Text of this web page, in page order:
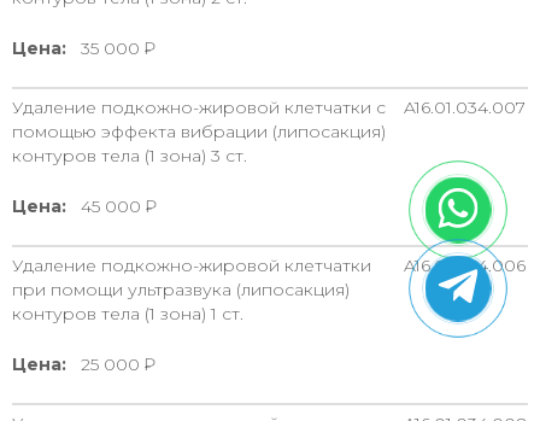
Цена: 35 000
Удаление подкожно-жировой клетчатки с
помощью эффекта вибрации (липосакция)
контуров тела (1 зона) 3 ст.
A16.01.034.007
Цена: 45 000
Удаление подкожно-жировой клетчатки
при помощи ультразвука (липосакция)
контуров тела (1 зона) 1 ст.
A16.01.034.006
Цена: 25 000